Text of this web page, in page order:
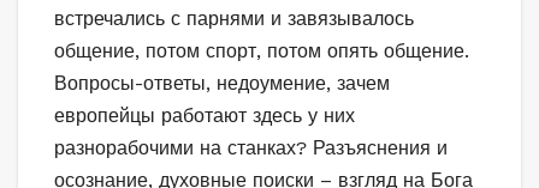
встречались с парнями и завязывалось
общение, потом спорт, потом опять общение.
Вопросы-ответы, недоумение, зачем
европейцы работают здесь у них
разнорабочими на станках? Разъяснения и
осознание, духовные поиски – взгляд на Бога